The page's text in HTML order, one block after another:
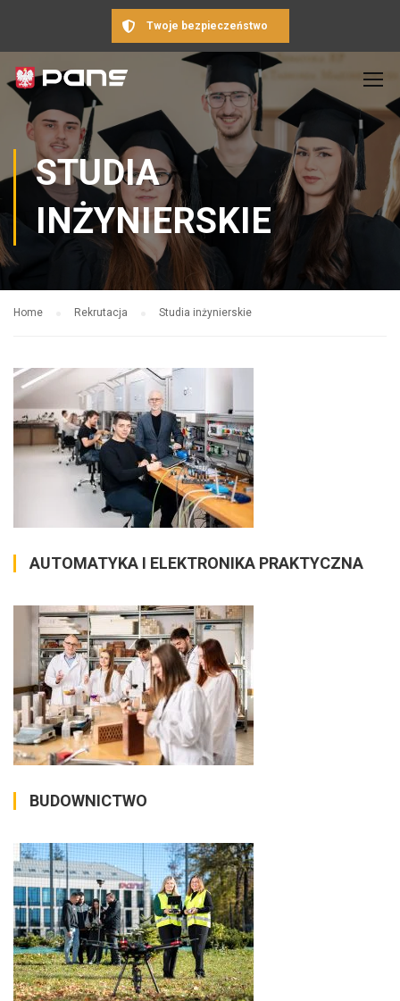
Twoje bezpieczeństwo
STUDIA
INŻYNIERSKIE
Home Rekrutacja Studia inżynierskie
AUTOMATYKA I ELEKTRONIKA PRAKTYCZNA
BUDOWNICTWO